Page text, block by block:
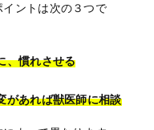
ントは次の３つで
、慣れさせる
があれば獣医師に相談